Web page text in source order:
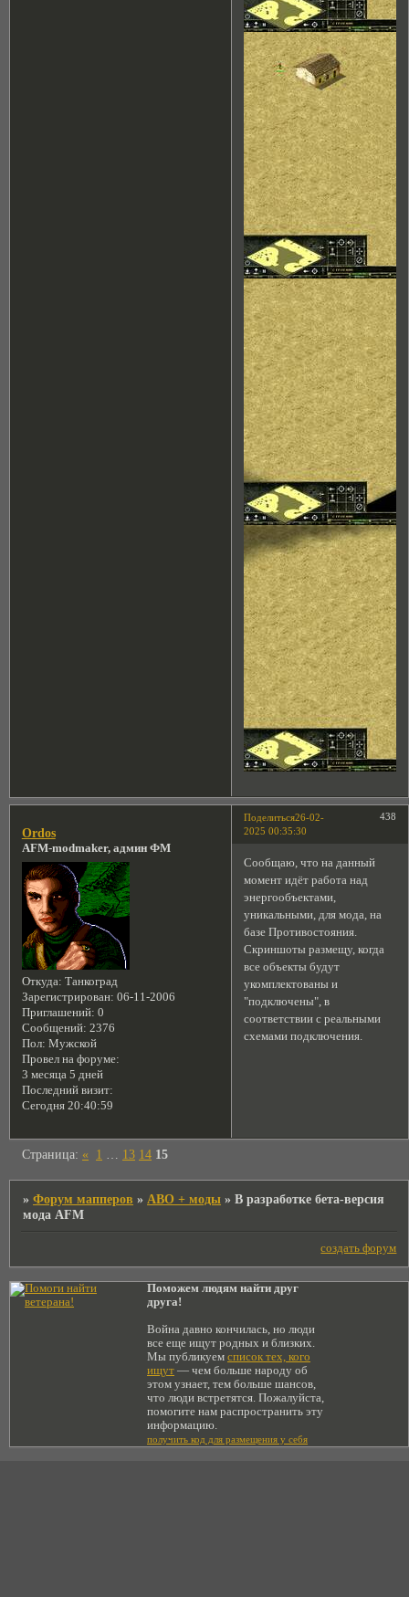
Поделиться 438
26-02-
2025 00:35:30
Ordos
AFM-modmaker, админ ФМ
Откуда: Танкоград
Зарегистрирован: 06-11-2006
Приглашений: 0
Сообщений: 2376
Пол: Мужской
Провел на форуме:
3 месяца 5 дней
Последний визит:
Сегодня 20:40:59
Сообщаю, что на данный
момент идёт работа над
энергообъектами,
уникальными, для мода, на
базе Противостояния.
Скриншоты размещу, когда
все объекты будут
укомплектованы и
"подключены", в
соответствии с реальными
схемами подключения.
Страница: « 1 13 14 15
»Форум мапперов » АВО + моды »В разработке бета-версия
мода AFM
создать форум
Поможем людям найти друг
друга!
Война давно кончилась, но люди
все еще ищут родных и близких.
Мы публикуем список тех, кого
ищут — чем больше народу об
этом узнает, тем больше шансов,
что люди встретятся. Пожалуйста,
помогите нам распространить эту
информацию.
получить код для размещения у себя